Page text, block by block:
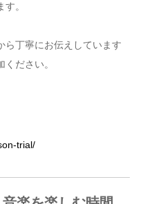
。
ら丁寧にお伝えしています
ださい。
trial/